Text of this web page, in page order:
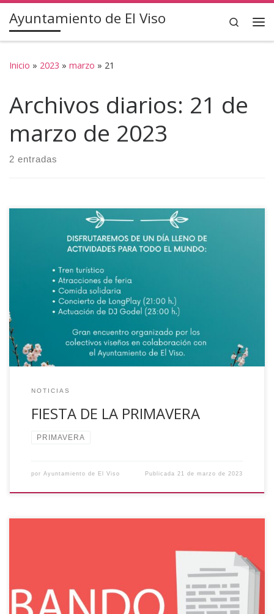
Saltar al contenido
Ayuntamiento de El Viso Search
Inicio » 2023 » marzo » 21
Archivos diarios: 21 de
marzo de 2023
2 entradas
próximo día 1 de abril de 2023, a partir de las 12:00 horas,
se celebrará en la Plaza de la Constitución la Fiesta de la
Primavera, organizada por los colectivos viseños y en
colaboración del Ayuntamiento de El Viso. Habrá […]
NOTICIAS
FIESTA DE LA PRIMAVERA
PRIMAVERA
por Ayuntamiento de El Viso Publicada 21 de marzo de 2023
Se pone en conocimiento de toda la ciudadanía que con
fecha diez de marzo de dos mil veintitrés se aprobó la
convocatoria de puja a la llana, a los efectos del
arrendamiento de la repostería a instalar en la Romería de